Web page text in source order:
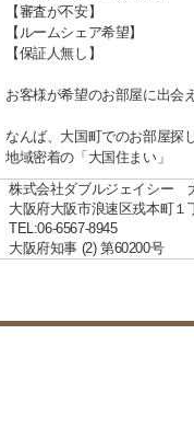
【審査が不安】
【ルームシェア希望】
【保証人無し】
お客様が希望のお部屋に出会
なんば、大国町でのお部屋探
地域密着の「大国住まい」
株式会社ダブルジェイシー
大阪府大阪市浪速区戎本町１
TEL:06-6567-8945
大阪府知事 (2) 第60200号